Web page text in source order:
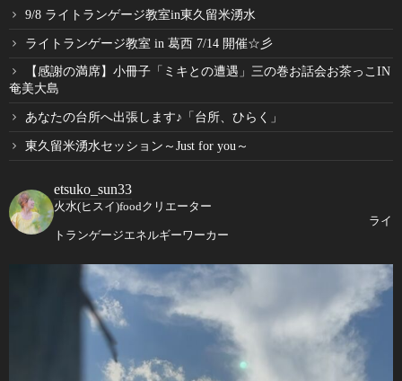
9/8 ライトランゲージ教室in東久留米湧水
ライトランゲージ教室 in 葛西 7/14 開催☆彡
【感謝の満席】小冊子「ミキとの遭遇」三の巻お話会お茶っこIN
奄美大島
あなたの台所へ出張します♪「台所、ひらく」
東久留米湧水セッション～Just for you～
etsuko_sun33
火水(ヒスイ)foodクリエーター
ライ
トランゲージエネルギーワーカー